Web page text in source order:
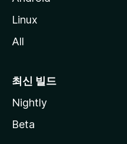
Linux
All
최신 빌드
Nightly
Beta